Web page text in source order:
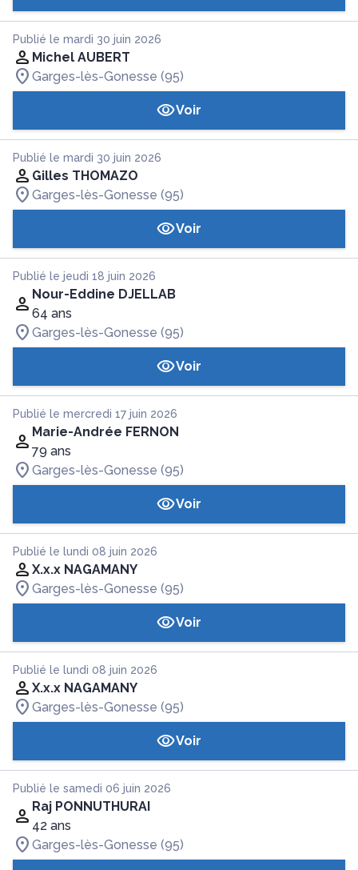
Publié le mardi 30 juin 2026
Michel AUBERT
Garges-lès-Gonesse (95)
Voir
Publié le mardi 30 juin 2026
Gilles THOMAZO
Garges-lès-Gonesse (95)
Voir
Publié le jeudi 18 juin 2026
Nour-Eddine DJELLAB
64 ans
Garges-lès-Gonesse (95)
Voir
Publié le mercredi 17 juin 2026
Marie-Andrée FERNON
79 ans
Garges-lès-Gonesse (95)
Voir
Publié le lundi 08 juin 2026
X.x.x NAGAMANY
Garges-lès-Gonesse (95)
Voir
Publié le lundi 08 juin 2026
X.x.x NAGAMANY
Garges-lès-Gonesse (95)
Voir
Publié le samedi 06 juin 2026
Raj PONNUTHURAI
42 ans
Garges-lès-Gonesse (95)